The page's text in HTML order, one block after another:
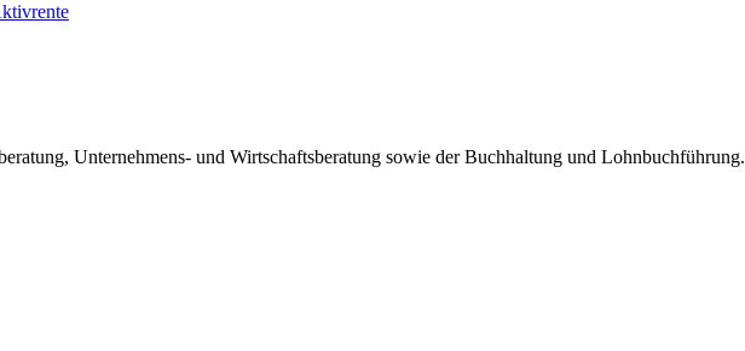
Unternehmens- und Wirtschaftsberatung sowie der Buchhaltung und Lohnbuchführung.